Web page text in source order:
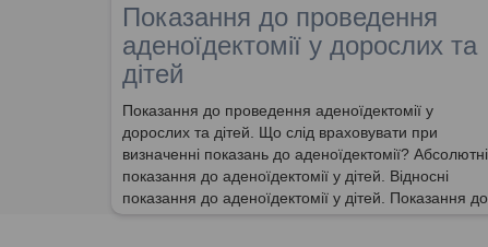
Показання до проведення
аденоїдектомії у дорослих та
дітей
Показання до проведення аденоїдектомії у
дорослих та дітей. Що слід враховувати при
визначенні показань до аденоїдектомії? Абсолютні
показання до аденоїдектомії у дітей. Відносні
показання до аденоїдектомії у дітей. Показання до